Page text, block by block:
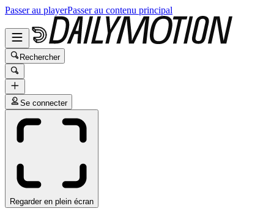
Passer au playerPasser au contenu principal
Rechercher
Se connecter
Regarder en plein écran